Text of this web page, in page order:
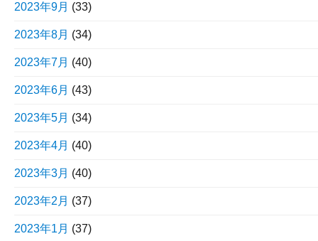
2023年9月 (33)
2023年8月 (34)
2023年7月 (40)
2023年6月 (43)
2023年5月 (34)
2023年4月 (40)
2023年3月 (40)
2023年2月 (37)
2023年1月 (37)